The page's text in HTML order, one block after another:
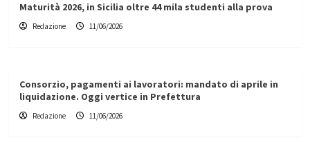
Maturità 2026, in Sicilia oltre 44 mila studenti alla prova
Redazione 11/06/2026
Consorzio, pagamenti ai lavoratori: mandato di aprile in
liquidazione. Oggi vertice in Prefettura
Redazione 11/06/2026